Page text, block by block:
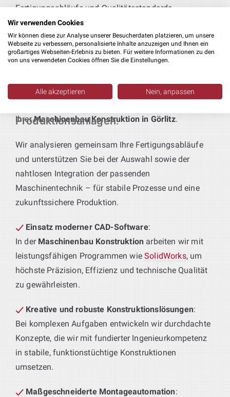
Fertigungsabläufe und Qualitätsstandards
abgestimmt sind.
Technik für maßgeschneiderte Produktionslinien
Sie definieren das Produkt – wir liefern die passende
Endmontage entstehen bei uns durchgängige,
IhrerMaschinenbau Konstruktion in Görlitz.
Produktionsanlagen:
Wir analysieren gemeinsam Ihre Fertigungsabläufe
und unterstützen Sie bei der Auswahl sowie der
nahtlosen Integration der passenden
Maschinentechnik – für stabile Prozesse und eine
zukunftssichere Produktion.
Einsatz moderner CAD-Software:
In der Maschinenbau Konstruktion arbeiten wir mit
leistungsfähigen Programmen wieSolidWorks, um
höchste Präzision, Effizienz und technische Qualität
zu gewährleisten.
Kreative und robuste Konstruktionslösungen:
Bei komplexen Aufgaben entwickeln wir durchdachte
Konzepte, die wir mit fundierter Ingenieurkompetenz
in stabile, funktionstüchtige Konstruktionen
umsetzen.
Maßgeschneiderte Montageautomation:
Wir verwenden Cookies
Wir können diese zur Analyse unserer Besucherdaten platzieren, um unsere
Webseite zu verbessern, personalisierte Inhalte anzuzeigen und Ihnen ein
großartiges Webseiten-Erlebnis zu bieten. Für weitere Informationen zu den
von uns verwendeten Cookies öffnen Sie die Einstellungen.
Alle akzeptieren Nein, anpassen